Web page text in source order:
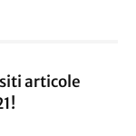
articole